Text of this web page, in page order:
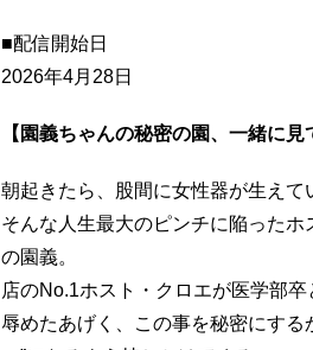
■配信開始日
2026年4月28日
【園義ちゃんの秘密の園、一緒に見
朝起きたら、股間に女性器が生えて
そんな人生最大のピンチに陥った
の園義。
店のNo.1ホスト・クロエが医学部
辱めたあげく、この事を秘密にする